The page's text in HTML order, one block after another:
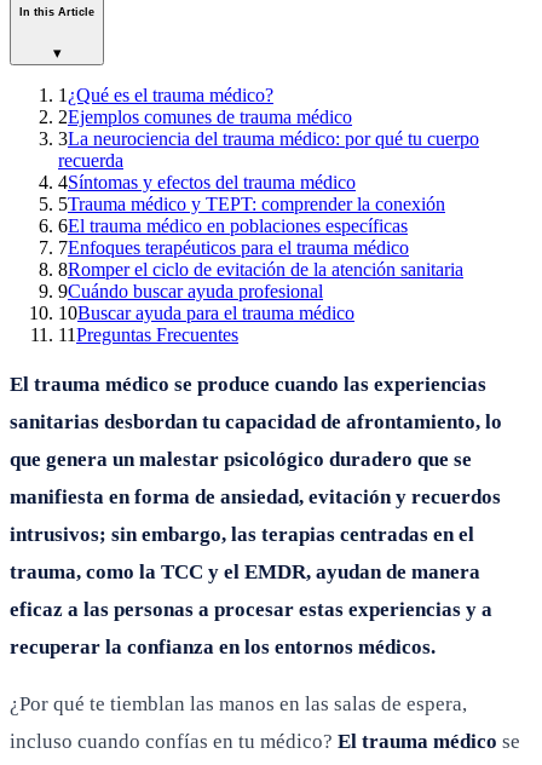
In this Article
▾
1 ¿Qué es el trauma médico?
2Ejemplos comunes de trauma médico
3La neurociencia del trauma médico: por qué tu cuerpo
recuerda
4Síntomas y efectos del trauma médico
5Trauma médico y TEPT: comprender la conexión
6El trauma médico en poblaciones específicas
7Enfoques terapéuticos para el trauma médico
8Romper el ciclo de evitación de la atención sanitaria
9Cuándo buscar ayuda profesional
10Buscar ayuda para el trauma médico
11Preguntas Frecuentes
El trauma médico se produce cuando las experiencias
sanitarias desbordan tu capacidad de afrontamiento, lo
que genera un malestar psicológico duradero que se
manifiesta en forma de ansiedad, evitación y recuerdos
intrusivos; sin embargo, las terapias centradas en el
trauma, como la TCC y el EMDR, ayudan de manera
eficaz a las personas a procesar estas experiencias y a
recuperar la confianza en los entornos médicos.
¿Por qué te tiemblan las manos en las salas de espera,
incluso cuando confías en tu médico? El trauma médico se